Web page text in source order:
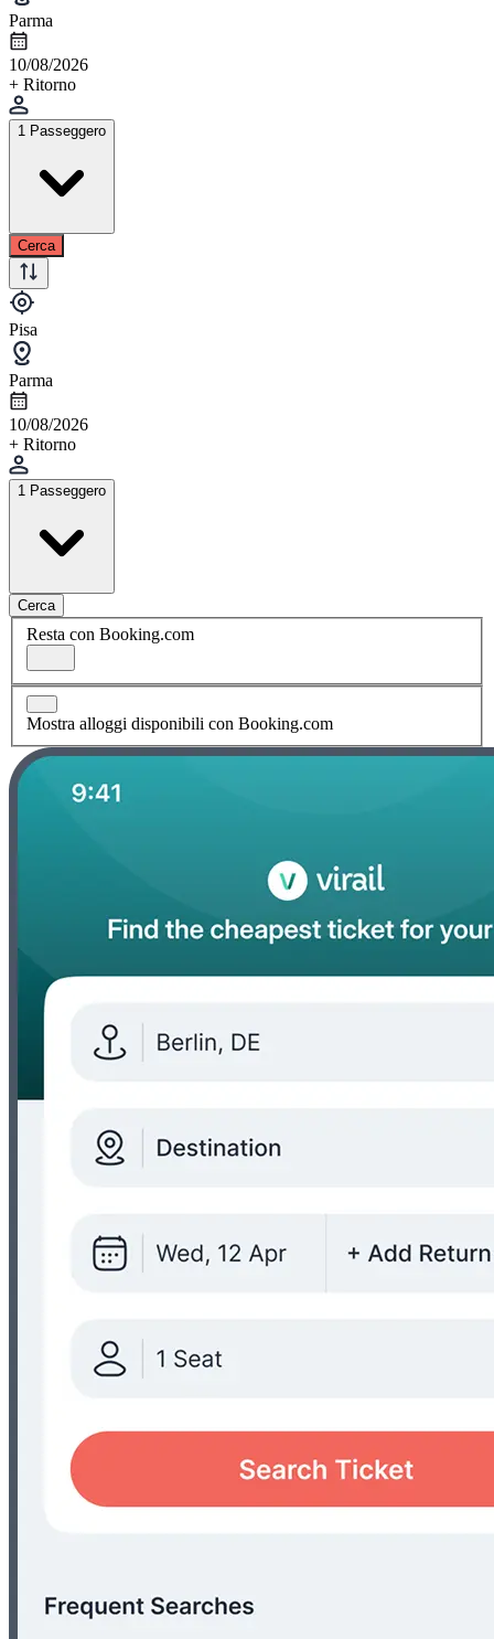
Parma
10/08/2026
+ Ritorno
1 Passeggero
Cerca
Pisa
Parma
10/08/2026
+ Ritorno
1 Passeggero
Cerca
Resta con Booking.com
Mostra alloggi disponibili con Booking.com